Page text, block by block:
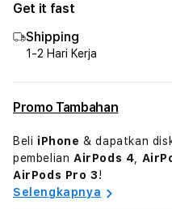
Apple
Watch
Series
9
Silver
Aluminium
Case
with
Winter
Blue
Get it fast
Shipping
1-2 Hari Kerja
Promo Tambahan
Beli iPhone & dapatkan
pembelian AirPods 4
AirPods Pro 3!
Selengkapnya